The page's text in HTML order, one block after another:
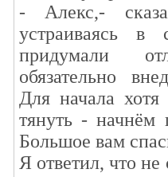
- Алекс,-
устраиваясь
придумали
обязательно
Для начала
тянуть - начнём
Большое вам
Я ответил, что не